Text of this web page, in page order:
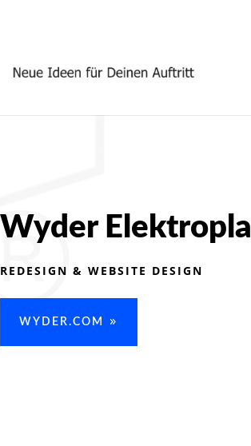
Wyder
REDESIGN & WEBSITE DESIGN
WYDER.COM